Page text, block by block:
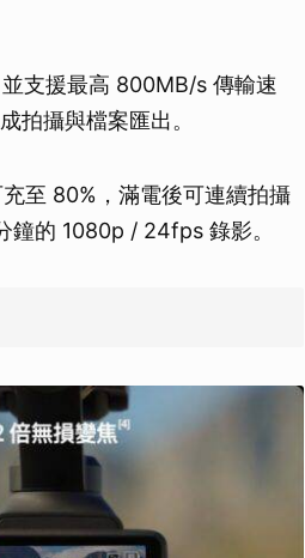
支援最高 800MB/s 傳輸速
拍攝與檔案匯出。
至 80%，滿電後可連續拍攝
的 1080p / 24fps 錄影。